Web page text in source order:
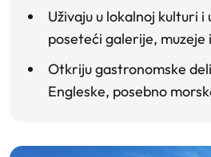
Uživaju u lokalnoj kulturi i
poseteći galerije, muzeje
Otkriju gastronomske
Engleske, posebno